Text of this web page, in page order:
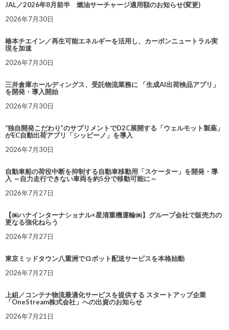
JAL／2026年8月前半 燃油サーチャージ適用額のお知らせ(変更)
2026年7月30日
椿本チエイン／再生可能エネルギーを活用し、カーボンニュートラル実
現を加速
2026年7月30日
三井倉庫ホールディングス、受託物流業務に 「生成AI出荷検品アプリ」
を開発・導入開始
2026年7月30日
“独自開発こだわり”のサプリメントでD2C展開する「ウェルモット製薬」
がEC自動出荷アプリ「シッピーノ」を導入
2026年7月30日
自動車船の荷役中断を抑制する自動車移動用「スケーター」を開発・導
入 ～自力走行できない車両を約5分で移動可能に～
2026年7月27日
【㈱ハナインターナショナル×星清重機運輸㈱】グループ会社で販売力の
更なる強化ねらう
2026年7月27日
東京ミッドタウン八重洲でロボット配送サービスを本格始動
2026年7月27日
上組／コンテナ物流最適化サービスを提供する スタートアップ企業
「OneStream株式会社」への出資のお知らせ
2026年7月21日